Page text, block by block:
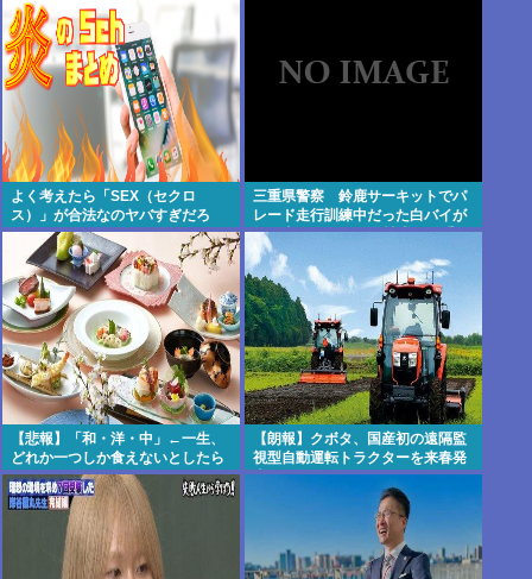
よく考えたら「SEX（セクロ
ス）」が合法なのヤバすぎだろ
三重県警察 鈴鹿サーキットでパ
レード走行訓練中だった白バイが
転倒事故 20代の女性隊員が重
傷 白バイ乗車歴4カ月 [8/6]
【悲報】「和・洋・中」←一生、
どれか一つしか食えないとしたら
【朗報】クボタ、国産初の遠隔監
視型自動運転トラクターを来春発
売